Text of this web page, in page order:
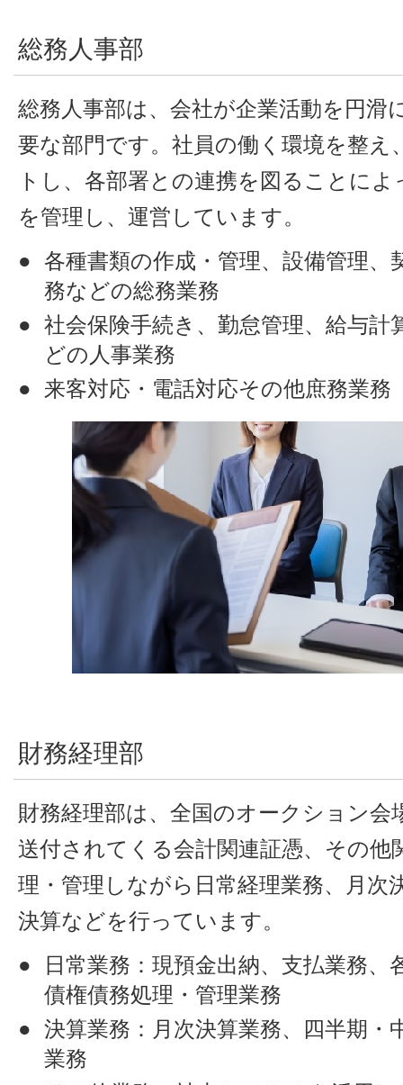
総務人事部
総務人事部は、会社が企業活動を円滑
要な部門です。社員の働く環境を整え
トし、各部署との連携を図ることによ
を管理し、運営しています。
各種書類の作成・管理、設備管理、
務などの総務業務
社会保険手続き、勤怠管理、給与計
どの人事業務
来客対応・電話対応その他庶務業務
財務経理部
財務経理部は、全国のオークション会
送付されてくる会計関連証憑、その他
理・管理しながら日常経理業務、月次
決算などを行っています。
日常業務：現預金出納、支払業務、
債権債務処理・管理業務
決算業務：月次決算業務、四半期・
業務